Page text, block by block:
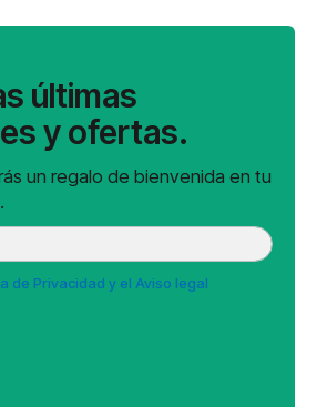
últimas
y ofertas.
un regalo de bienvenida en tu
de Privacidad y el Aviso legal